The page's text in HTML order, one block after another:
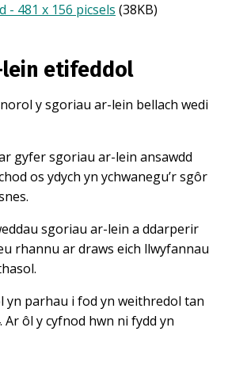
- 481 x 156 picsels (38KB)
lein etifeddol
y sgoriau ar-lein bellach wedi
gyfer sgoriau ar-lein ansawdd
os ydych yn ychwanegu’r sgôr
sgoriau ar-lein a ddarperir
rhannu ar draws eich llwyfannau
yn parhau i fod yn weithredol tan
ôl y cyfnod hwn ni fydd yn